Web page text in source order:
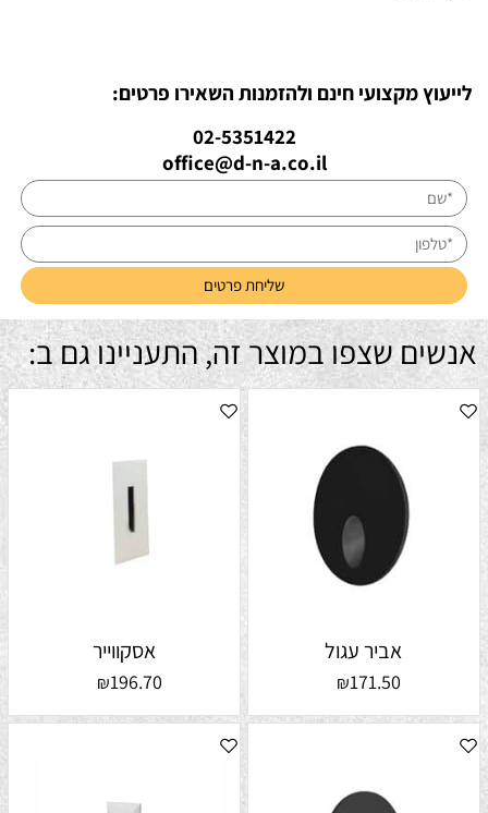
לייעוץ מקצועי חינם ולהזמנות השאירו פרטים:
02-5351422
office@d-n-a.co.il
אנשים שצפו במוצר זה, התעניינו גם ב:
אביר עגול
₪171.50
אסקווייר
₪196.70